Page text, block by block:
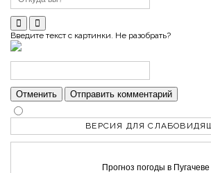
ВЕРСИЯ ДЛЯ
Прогноз погоды в Пугачеве
Введите текст с картинки. Не разобрать?
Отменить Отправить комментарий